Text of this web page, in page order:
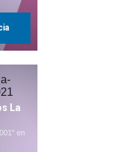
La
en